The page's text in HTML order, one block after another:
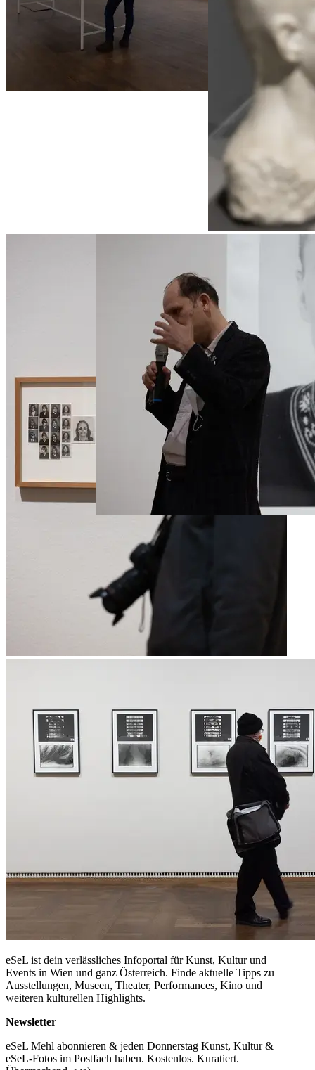
eSeL ist dein verlässliches Infoportal für Kunst, Kultur und
Events in Wien und ganz Österreich. Finde aktuelle Tipps zu
Ausstellungen, Museen, Theater, Performances, Kino und
weiteren kulturellen Highlights.
Newsletter
eSeL Mehl abonnieren & jeden Donnerstag Kunst, Kultur &
eSeL-Fotos im Postfach haben. Kostenlos. Kuratiert.